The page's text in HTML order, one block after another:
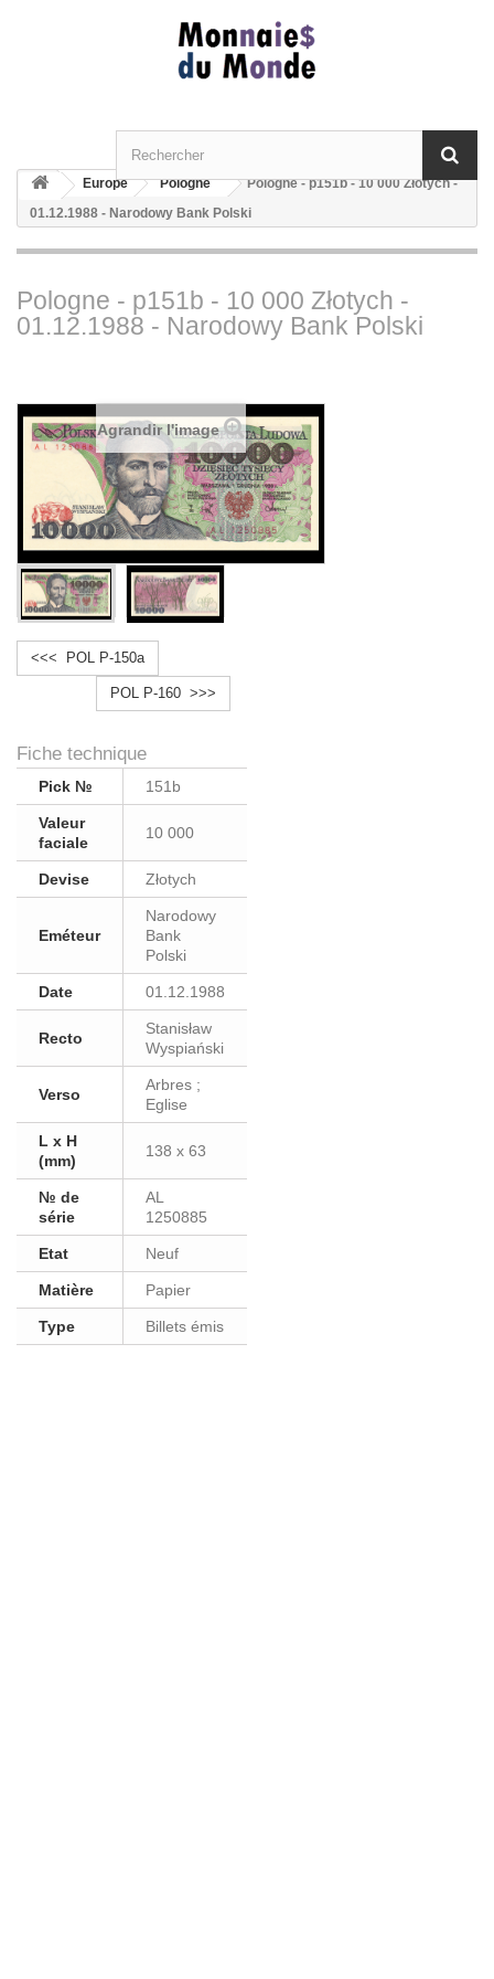
Europe Pologne
Pologne - p151b - 10 000 Złotych -
01.12.1988 - Narodowy Bank Polski
Pologne - p151b - 10 000 Złotych -
01.12.1988 - Narodowy Bank Polski
Agrandir l'image
<<< POL P-150a
POL P-160 >>>
Fiche technique
Pick № 151b
Valeur
faciale
10 000
Devise Złotych
Eméteur
Narodowy
Bank
Polski
Date 01.12.1988
Recto
Stanisław
Wyspiański
Verso
Arbres ;
Eglise
L x H
(mm)
138 x 63
№ de
série
AL
1250885
Etat Neuf
Matière Papier
Type Billets émis